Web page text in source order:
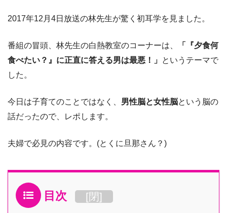
2017年12月4日放送の林先生が驚く初耳学を見ました。
番組の冒頭、林先生の白熱教室のコーナーは、
「『夕食何
食べたい？』に正直に答える男は最悪！」 というテーマで
した。
今日は子育てのことではなく、 男性脳と女性脳という脳の
話だったので、レポします。
夫婦で必見の内容です。(とくに旦那さん？)
目次 [閉]